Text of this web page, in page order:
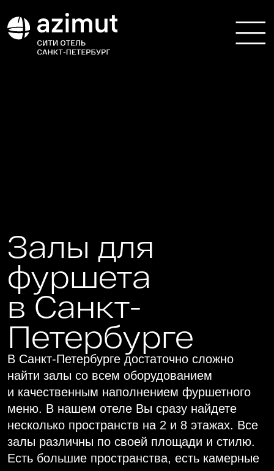
в Санкт-
Петербурге
В Санкт-Петербурге достаточно сложно
найти залы со всем оборудованием
и качественным наполнением фуршетного
меню. В нашем отеле Вы сразу найдете
несколько пространств на 2 и 8 этажах. Все
залы различны по своей площади и стилю.
Есть большие пространства, есть камерные
залы, также рады предложить залы
и с уникальной панорамой на весь Санкт-
Петербург.